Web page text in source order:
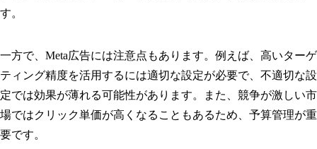
す。
一方で、Meta広告には注意点もあります。例えば、高いターゲ
ティング精度を活用するには適切な設定が必要で、不適切な設
定では効果が薄れる可能性があります。また、競争が激しい市
場ではクリック単価が高くなることもあるため、予算管理が重
要です。